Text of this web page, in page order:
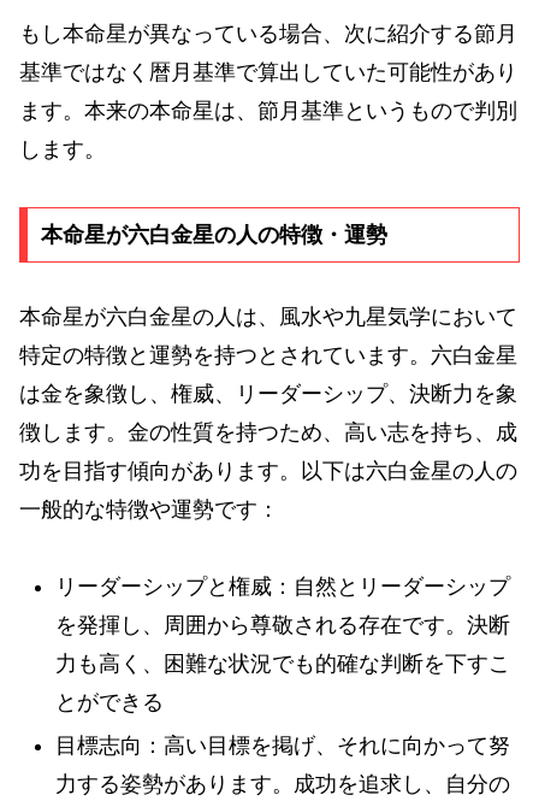
もし本命星が異なっている場合、次に紹介する節月
基準ではなく暦月基準で算出していた可能性があり
ます。本来の本命星は、節月基準というもので判別
します。
本命星が六白金星の人の特徴・運勢
本命星が六白金星の人は、風水や九星気学において
特定の特徴と運勢を持つとされています。六白金星
は金を象徴し、権威、リーダーシップ、決断力を象
徴します。金の性質を持つため、高い志を持ち、成
功を目指す傾向があります。以下は六白金星の人の
一般的な特徴や運勢です：
リーダーシップと権威：自然とリーダーシップ
を発揮し、周囲から尊敬される存在です。決断
力も高く、困難な状況でも的確な判断を下すこ
とができる
目標志向：高い目標を掲げ、それに向かって努
力する姿勢があります。成功を追求し、自分の